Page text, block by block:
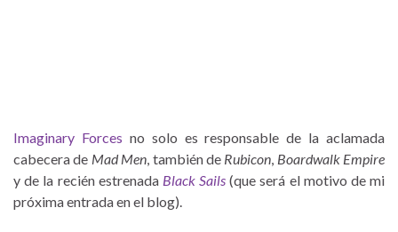
Imaginary Forces no solo es responsable de la aclamada
cabecera de Mad Men , también de Rubicon Boardwalk Empire
y de la recién estrenada Black Sails (que será el motivo de mi
próxima entrada en el blog).